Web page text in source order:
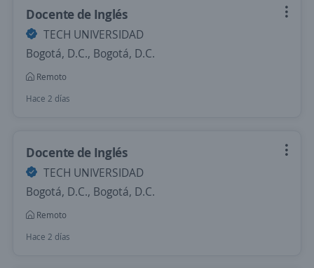
Docente de Inglés
TECH UNIVERSIDAD
Bogotá, D.C., Bogotá, D.C.
Remoto
Hace 2 días
Docente de Inglés
TECH UNIVERSIDAD
Bogotá, D.C., Bogotá, D.C.
Remoto
Hace 2 días